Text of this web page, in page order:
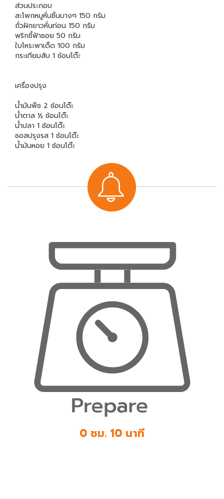
ส่วนประกอบ
สะโพกหมูหั่นชิ้นบางๆ 150 กรัม
ถั่วฝักยาวหั่นท่อน 150 กรัม
พริกชี้ฟ้าซอย 50 กรัม
ใบโหระพาเด็ด 100 กรัม
กระเทียมสับ 1 ช้อนโต๊ะ
เครื่องปรุง
น้ำมันพืช 2 ช้อนโต๊ะ
น้ำตาล ½ ช้อนโต๊ะ
น้ำปลา 1 ช้อนโต๊ะ
ซอสปรุงรส 1 ช้อนโต๊ะ
น้ำมันหอย 1 ช้อนโต๊ะ
0 ชม. 10 นาที